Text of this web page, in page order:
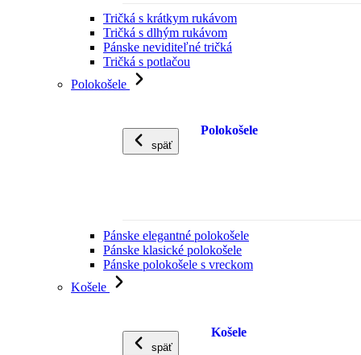
Tričká s krátkym rukávom
Tričká s dlhým rukávom
Pánske neviditeľné tričká
Tričká s potlačou
Polokošele
späť
Polokošele
Pánske elegantné polokošele
Pánske klasické polokošele
Pánske polokošele s vreckom
Košele
späť
Košele